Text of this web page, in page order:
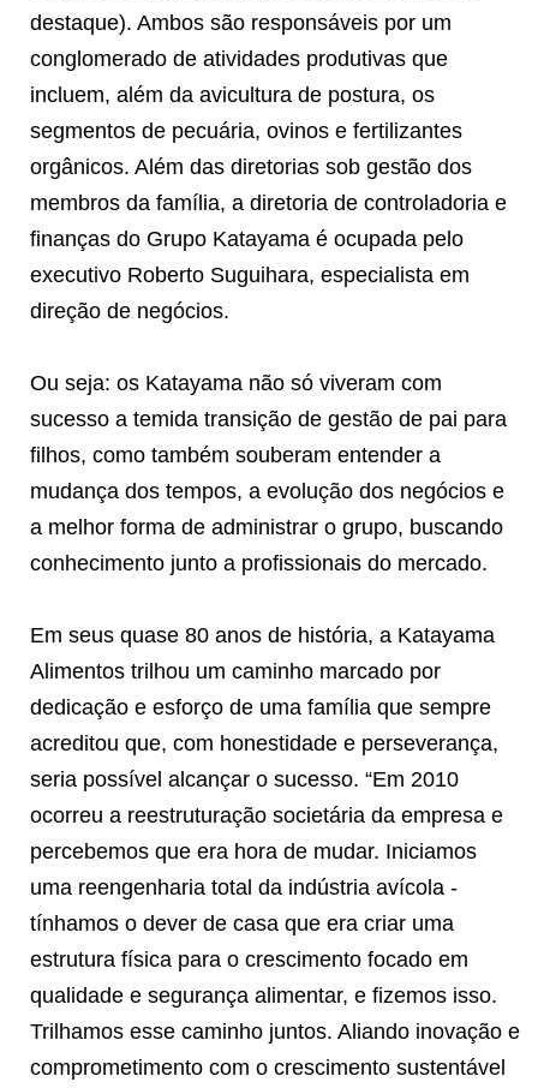
destaque). Ambos são responsáveis por um
conglomerado de atividades produtivas que
incluem, além da avicultura de postura, os
segmentos de pecuária, ovinos e fertilizantes
orgânicos. Além das diretorias sob gestão dos
membros da família, a diretoria de controladoria e
finanças do Grupo Katayama é ocupada pelo
executivo Roberto Suguihara, especialista em
direção de negócios.
Ou seja: os Katayama não só viveram com
sucesso a temida transição de gestão de pai para
filhos, como também souberam entender a
mudança dos tempos, a evolução dos negócios e
a melhor forma de administrar o grupo, buscando
conhecimento junto a profissionais do mercado.
Em seus quase 80 anos de história, a Katayama
Alimentos trilhou um caminho marcado por
dedicação e esforço de uma família que sempre
acreditou que, com honestidade e perseverança,
seria possível alcançar o sucesso. “Em 2010
ocorreu a reestruturação societária da empresa e
percebemos que era hora de mudar. Iniciamos
uma reengenharia total da indústria avícola -
tínhamos o dever de casa que era criar uma
estrutura física para o crescimento focado em
qualidade e segurança alimentar, e fizemos isso.
Trilhamos esse caminho juntos. Aliando inovação e
comprometimento com o crescimento sustentável